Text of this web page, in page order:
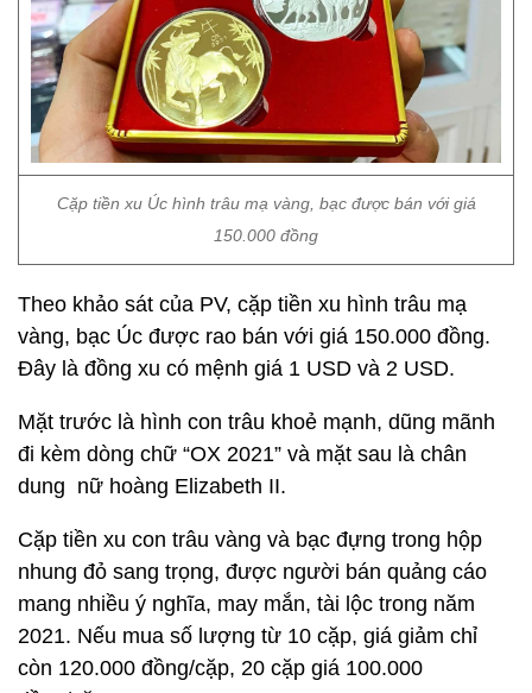
Cặp tiền xu Úc hình trâu mạ vàng, bạc được bán với giá
150.000 đồng
Theo khảo sát của PV, cặp tiền xu hình trâu mạ
vàng, bạc Úc được rao bán với giá 150.000 đồng.
Đây là đồng xu có mệnh giá 1 USD và 2 USD.
Mặt trước là hình con trâu khoẻ mạnh, dũng mãnh
đi kèm dòng chữ “OX 2021” và mặt sau là chân
dung nữ hoàng Elizabeth II.
Cặp tiền xu con trâu vàng và bạc đựng trong hộp
nhung đỏ sang trọng, được người bán quảng cáo
mang nhiều ý nghĩa, may mắn, tài lộc trong năm
2021. Nếu mua số lượng từ 10 cặp, giá giảm chỉ
còn 120.000 đồng/cặp, 20 cặp giá 100.000